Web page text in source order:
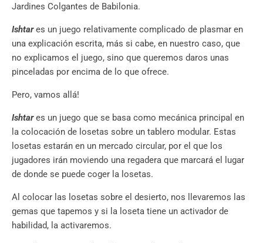
Jardines Colgantes de Babilonia.
Ishtares un juego relativamente complicado de plasmar en
una explicación escrita, más si cabe, en nuestro caso, que
no explicamos el juego, sino que queremos daros unas
pinceladas por encima de lo que ofrece.
Pero, vamos allá!
Ishtares un juego que se basa como mecánica principal en
la colocación de losetas sobre un tablero modular. Estas
losetas estarán en un mercado circular, por el que los
jugadores irán moviendo una regadera que marcará el lugar
de donde se puede coger la losetas.
Al colocar las losetas sobre el desierto, nos llevaremos las
gemas que tapemos y si la loseta tiene un activador de
habilidad, la activaremos.